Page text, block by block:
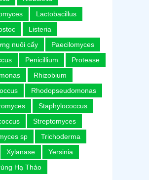
Lactobacillus
Listeria
nuôi cấy
Paecilomyces
Penicillium
Protease
Rhizobium
Rhodopseudomonas
Staphylococcus
Streptomyces
sp
Trichoderma
Xylanase
Yersinia
Hạ Thảo